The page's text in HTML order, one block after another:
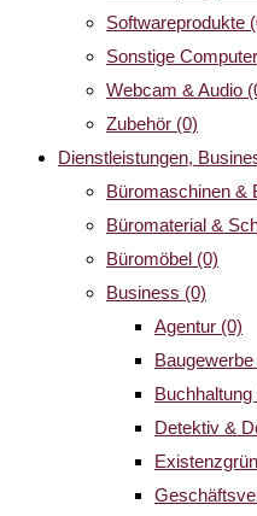
Softwareprodukte
Sonstige
Webcam & Audio
Zubehör (0)
Dienstleistungen,
Büromaschinen &
Büromaterial &
Büromöbel (0)
Business (0)
Agentur (0)
Baugewerbe
Detektiv &